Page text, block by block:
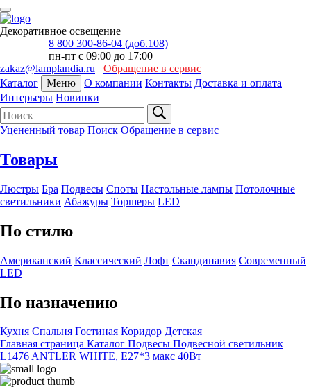
Декоративное освещение
8 800 300-86-04 (доб.108)
пн-пт с 09:00 до 17:00
zakaz@lamplandia.ru
Обращение в сервис
Каталог
Меню О компании Контакты Доставка и оплата
Интерьеры Новинки
Уцененный товар Поиск Обращение в сервис
Товары
Люстры Бра Подвесы Споты Настольные лампы Потолочные
светильники Абажуры Торшеры LED
По стилю
Американский Классический Лофт Скандинавия Современный
LED
По назначению
Кухня Спальня Гостиная Коридор Детская
Главная страница Каталог Подвесы Подвесной светильник
L1476 ANTLER WHITE, Е27*3 макс 40Вт